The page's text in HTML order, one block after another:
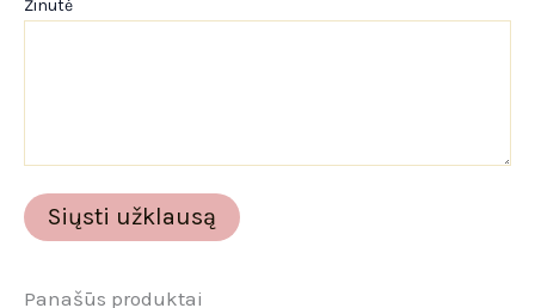
Žinutė
Panašūs produktai